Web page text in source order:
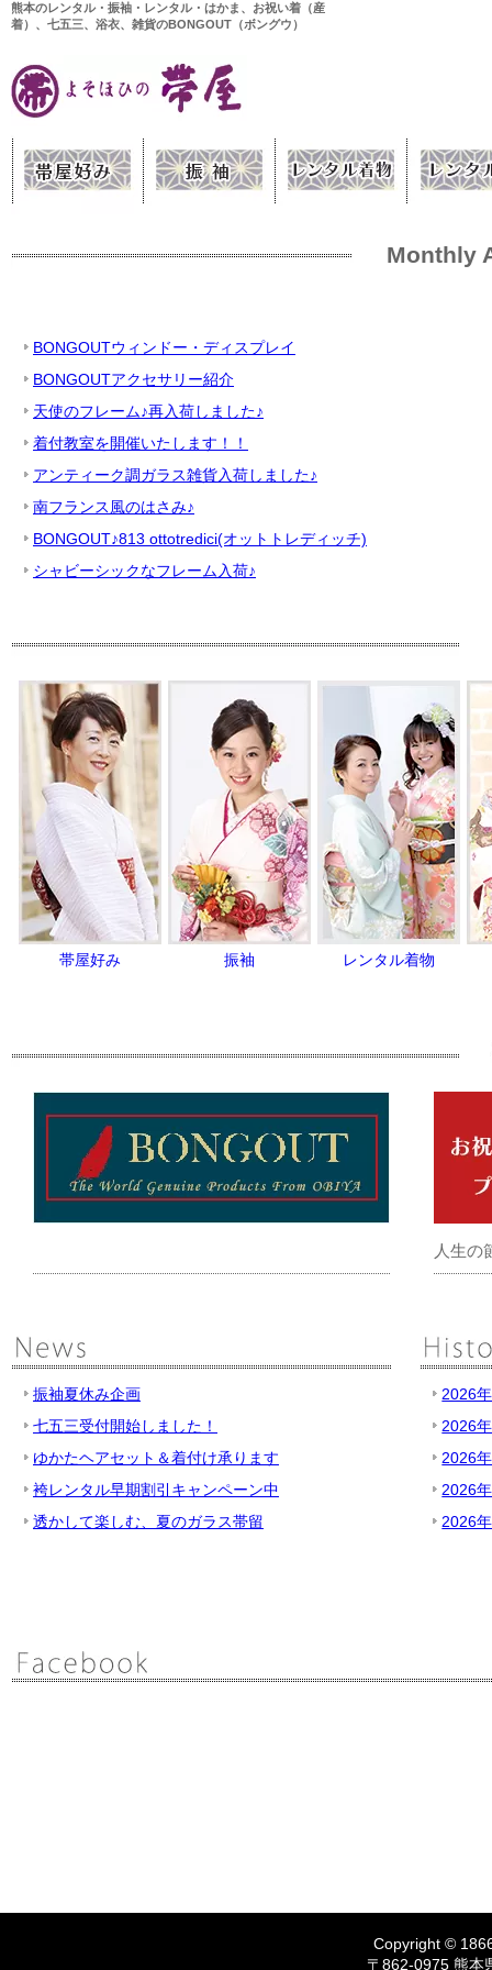
熊本のレンタル・振袖・レンタル・はかま、お祝い着（産
着）、七五三、浴衣、雑貨のBONGOUT（ボングウ）
Monthly
BONGOUTウィンドー・ディスプレイ
BONGOUTアクセサリー紹介
天使のフレーム♪再入荷しました♪
着付教室を開催いたします！！
アンティーク調ガラス雑貨入荷しました♪
南フランス風のはさみ♪
BONGOUT♪813 ottotredici(オットトレディッチ)
シャビーシックなフレーム入荷♪
帯屋好み 振袖 レンタル着物
人生の
振袖夏休み企画
七五三受付開始しました！
ゆかたヘアセット＆着付け承ります
袴レンタル早期割引キャンペーン中
透かして楽しむ、夏のガラス帯留
2026
2026
2026
2026
2026
Copyright ©
〒862-0975 熊本